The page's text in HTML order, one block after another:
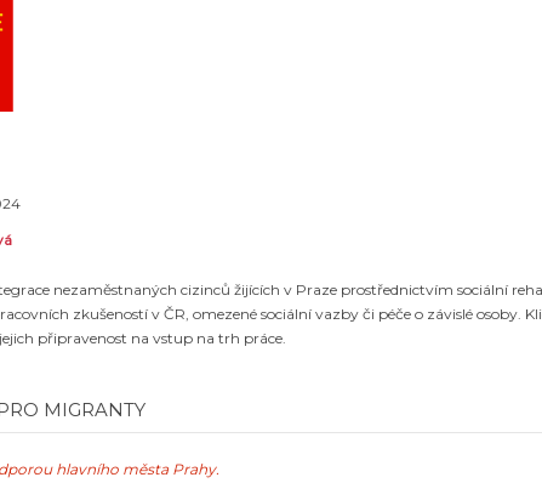
nezaměstnaných cizinců žijících v Praze prostřednictvím sociální
zkušeností v ČR, omezené sociální vazby či péče o závislé
připravenost na vstup na trh práce.
MIGRANTY
hlavního města Prahy.